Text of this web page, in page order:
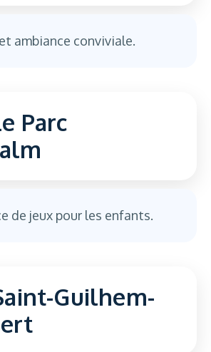
ambiance conviviale.
Parc
de jeux pour les enfants.
Guilhem-